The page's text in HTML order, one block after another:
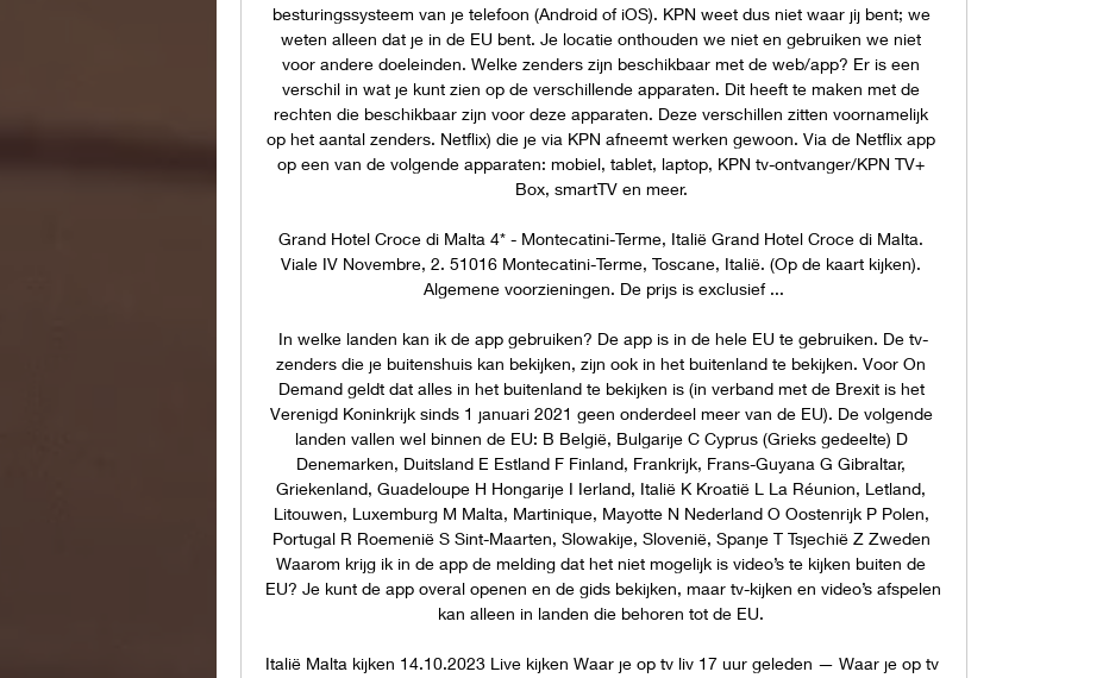
besturingssysteem van je telefoon (Android of iOS). KPN weet dus niet waar jij bent; we
weten alleen dat je in de EU bent. Je locatie onthouden we niet en gebruiken we niet
voor andere doeleinden. Welke zenders zijn beschikbaar met de web/app? Er is een
verschil in wat je kunt zien op de verschillende apparaten. Dit heeft te maken met de
rechten die beschikbaar zijn voor deze apparaten. Deze verschillen zitten voornamelijk
op het aantal zenders. Netflix) die je via KPN afneemt werken gewoon. Via de Netflix app
op een van de volgende apparaten: mobiel, tablet, laptop, KPN tv-ontvanger/KPN TV+
Box, smartTV en meer.
Grand Hotel Croce di Malta 4* - Montecatini-Terme, Italië Grand Hotel Croce di Malta.
Viale IV Novembre, 2. 51016 Montecatini-Terme, Toscane, Italië. (Op de kaart kijken).
Algemene voorzieningen. De prijs is exclusief ...
In welke landen kan ik de app gebruiken? De app is in de hele EU te gebruiken. De tv-
zenders die je buitenshuis kan bekijken, zijn ook in het buitenland te bekijken. Voor On
Demand geldt dat alles in het buitenland te bekijken is (in verband met de Brexit is het
Verenigd Koninkrijk sinds 1 januari 2021 geen onderdeel meer van de EU). De volgende
landen vallen wel binnen de EU: B België, Bulgarije C Cyprus (Grieks gedeelte) D
Denemarken, Duitsland E Estland F Finland, Frankrijk, Frans-Guyana G Gibraltar,
Griekenland, Guadeloupe H Hongarije I Ierland, Italië K Kroatië L La Réunion, Letland,
Litouwen, Luxemburg M Malta, Martinique, Mayotte N Nederland O Oostenrijk P Polen,
Portugal R Roemenië S Sint-Maarten, Slowakije, Slovenië, Spanje T Tsjechië Z Zweden
Waarom krijg ik in de app de melding dat het niet mogelijk is video’s te kijken buiten de
EU? Je kunt de app overal openen en de gids bekijken, maar tv-kijken en video’s afspelen
kan alleen in landen die behoren tot de EU.
Italië Malta kijken 14.10.2023 Live kijken Waar je op tv liv 17 uur geleden — Waar je op tv